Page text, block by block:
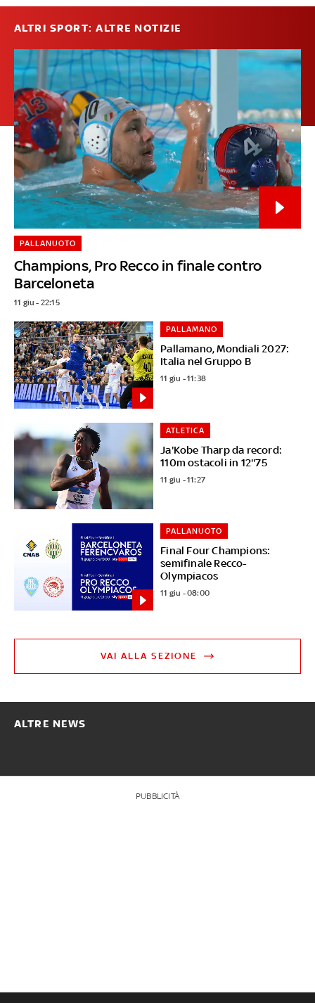
ALTRI SPORT: ALTRE NOTIZIE
Champions, Pro Recco in finale contro
Barceloneta
PALLANUOTO
11 giu - 22:15
Pallamano, Mondiali 2027:
Italia nel Gruppo B
PALLAMANO
11 giu - 11:38
Ja'Kobe Tharp da record:
110m ostacoli in 12''75
ATLETICA
11 giu - 11:27
Final Four Champions:
semifinale Recco-
Olympiacos
PALLANUOTO
11 giu - 08:00
VAI ALLA SEZIONE
ALTRE NEWS
PUBBLICITÀ